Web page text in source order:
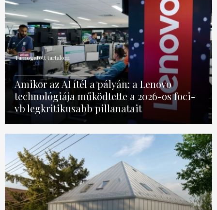
Támogatott tartalom
Amikor az AI ítél a pályán: a Lenovo
technológiája működtette a 2026-os foci-
vb legkritikusabb pillanatait